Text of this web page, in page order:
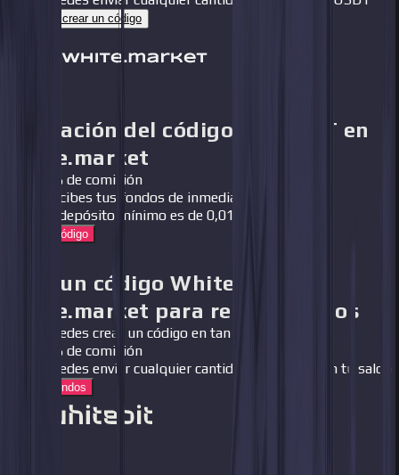
Cómo crear un código
Activación del código WhiteBIT en
white.market
0% de comisión
Recibes tus fondos de inmediato
El depósito mínimo es de 0,01$
Activar código
Crea un código WhiteBIT en
white.market para retirar fondos
Puedes crear un código en tan solo dos clics
0% de comisión
Puedes enviar cualquier cantidad disponible en tu saldo
Retirar fondos